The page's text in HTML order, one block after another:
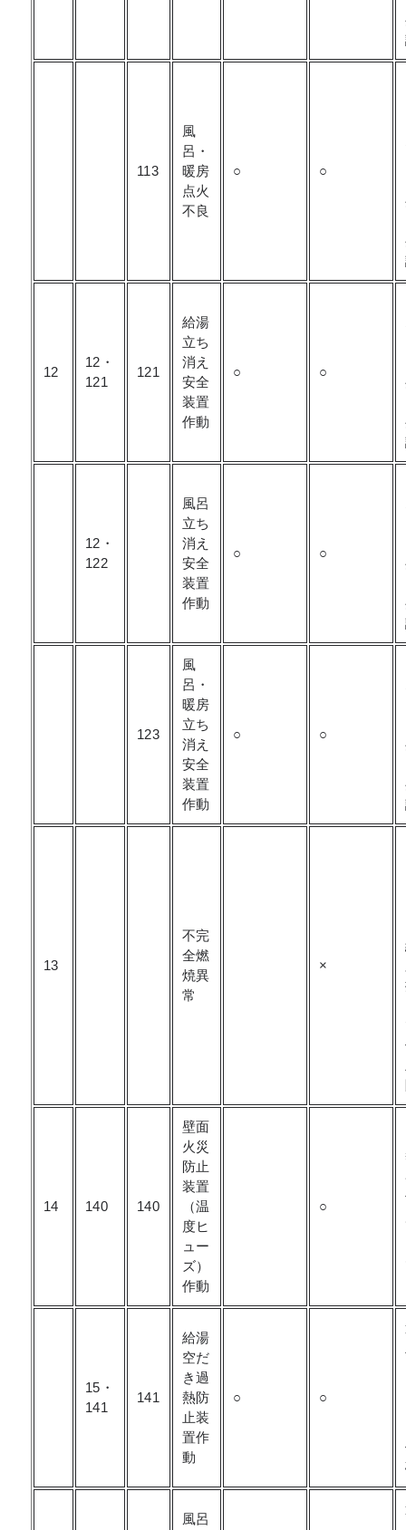
113
風
呂・
暖房
点火
不良
○ ○
12
12・
121
121
給湯
立ち
消え
安全
装置
作動
○ ○
12・
122
風呂
立ち
消え
安全
装置
作動
○ ○
123
風
呂・
暖房
立ち
消え
安全
装置
作動
○ ○
13
不完
全燃
焼異
常
×
14 140 140
壁面
火災
防止
装置
（温
度ヒ
ュー
ズ）
作動
○
15・
141
141
給湯
空だ
き過
熱防
止装
置作
動
○ ○
風呂